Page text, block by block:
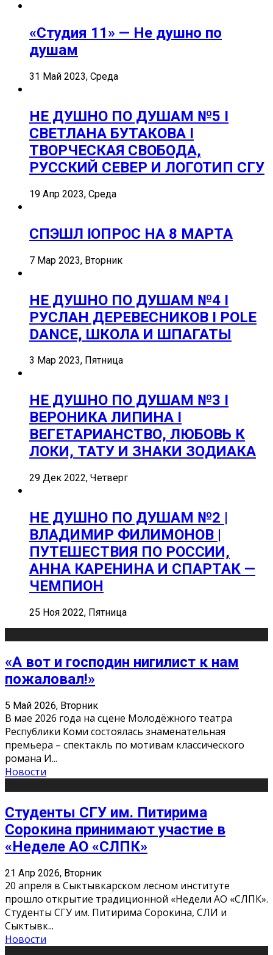
«Студия 11» — Не душно по
душам
31 Май 2023, Среда
НЕ ДУШНО ПО ДУШАМ №5 I
СВЕТЛАНА БУТАКОВА I
ТВОРЧЕСКАЯ СВОБОДА,
РУССКИЙ СЕВЕР И ЛОГОТИП СГУ
19 Апр 2023, Среда
СПЭШЛ ӏ ОПРОС НА 8 МАРТА
7 Мар 2023, Вторник
НЕ ДУШНО ПО ДУШАМ №4 I
РУСЛАН ДЕРЕВЕСНИКОВ I POLE
DANCE, ШКОЛА И ШПАГАТЫ
3 Мар 2023, Пятница
НЕ ДУШНО ПО ДУШАМ №3 I
ВЕРОНИКА ЛИПИНА I
ВЕГЕТАРИАНСТВО, ЛЮБОВЬ К
ЛОКИ, ТАТУ И ЗНАКИ ЗОДИАКА
29 Дек 2022, Четверг
НЕ ДУШНО ПО ДУШАМ №2 |
ВЛАДИМИР ФИЛИМОНОВ |
ПУТЕШЕСТВИЯ ПО РОССИИ,
АННА КАРЕНИНА И СПАРТАК —
ЧЕМПИОН
25 Ноя 2022, Пятница
«А вот и господин нигилист к нам
пожаловал!»
5 Май 2026, Вторник
В мае 2026 года на сцене Молодёжного театра
Республики Коми состоялась знаменательная
премьера – спектакль по мотивам классического
романа И...
Новости
Студенты СГУ им. Питирима
Сорокина принимают участие в
«Неделе АО «СЛПК»
21 Апр 2026, Вторник
20 апреля в Сыктывкарском лесном институте
прошло открытие традиционной «Недели АО «СЛПК».
Студенты СГУ им. Питирима Сорокина, СЛИ и
Сыктывк...
Новости